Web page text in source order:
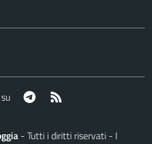
Telegram
- Tutti i diritti riservati - I